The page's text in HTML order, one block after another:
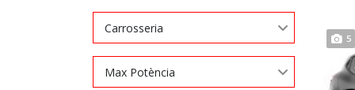
Carrosseria
Max Potència
5